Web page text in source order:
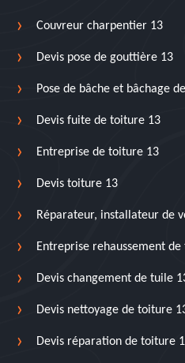
Couvreur charpentier 13
Devis pose de gouttière 13
Pose de bâche et bâchage
Devis fuite de toiture 13
Entreprise de toiture 13
Devis toiture 13
Réparateur, installateur de
Entreprise rehaussement
Devis changement de tuile
Devis nettoyage de toiture
Devis réparation de toiture